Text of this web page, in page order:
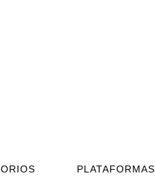
PLATAFORMAS